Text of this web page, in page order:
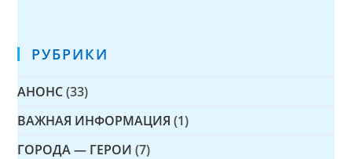
РУБРИКИ
АНОНС (33)
ВАЖНАЯ ИНФОРМАЦИЯ (1)
ГОРОДА — ГЕРОИ (7)